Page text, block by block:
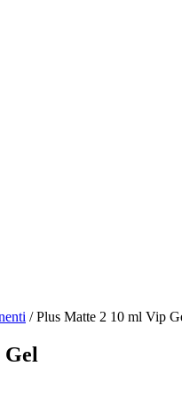
/ Plus Matte 2 10 ml Vip